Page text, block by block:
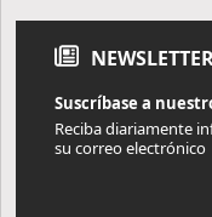
Suscríbase a
Reciba diariamente
su correo electrónico